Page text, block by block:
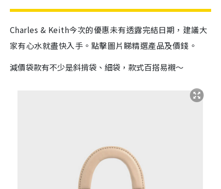
Charles & Keith今次的優惠未有透露完結日期，建議大
家有心水就盡快入手。點擊圖片睇精選產品及價錢。
減價袋款有不少是斜揹袋、細袋，款式百搭易襯～